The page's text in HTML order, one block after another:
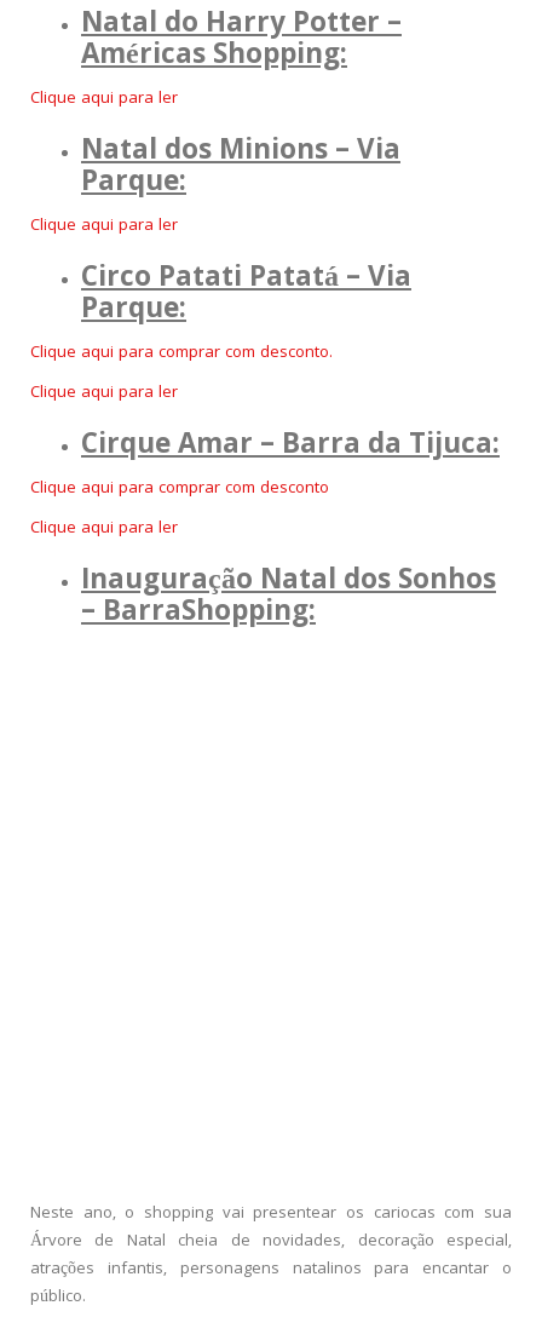
Natal do Harry Potter –
Américas Shopping:
Clique aqui para ler
Natal dos Minions – Via
Parque:
Clique aqui para ler
Circo Patati Patatá – Via
Parque:
Clique aqui para comprar com desconto.
Clique aqui para ler
Cirque Amar – Barra da Tijuca:
Clique aqui para comprar com desconto
Clique aqui para ler
Inauguração Natal dos Sonhos
– BarraShopping:
Neste ano, o shopping vai presentear os cariocas com sua
Árvore de Natal cheia de novidades, decoração especial,
atrações infantis, personagens natalinos para encantar o
público.